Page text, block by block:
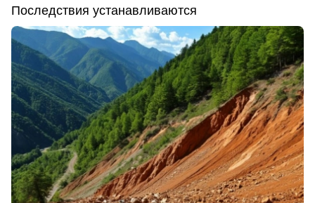
Последствия устанавливаются